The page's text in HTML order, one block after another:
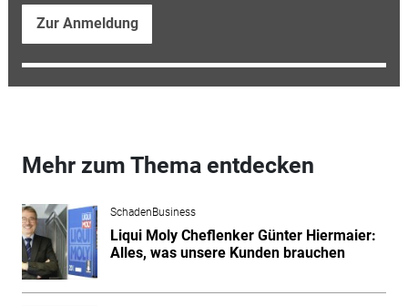
Zur Anmeldung
Mehr zum Thema entdecken
SchadenBusiness
Liqui Moly Cheflenker Günter Hiermaier:
Alles, was unsere Kunden brauchen